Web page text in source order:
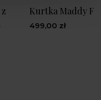
Kurtka Maddy
499,00 zł